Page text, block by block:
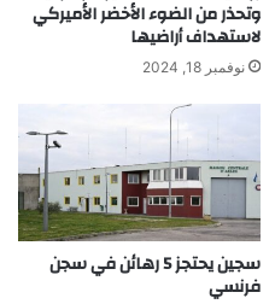
وتحذر من الضوء الأخضر الأميركي
لاستهداف أراضيها
نوفمبر 18, 2024
سجين يحتجز 5 رهائن في سجن
فرنسي